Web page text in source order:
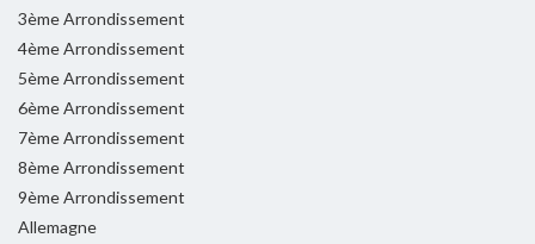
3ème Arrondissement
4ème Arrondissement
5ème Arrondissement
6ème Arrondissement
7ème Arrondissement
8ème Arrondissement
9ème Arrondissement
Allemagne